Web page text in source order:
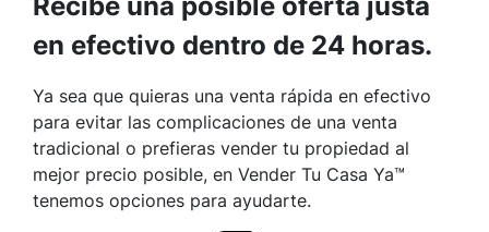
en efectivo dentro de 24 horas.
Ya sea que quieras una venta rápida en efectivo
para evitar las complicaciones de una venta
tradicional o prefieras vender tu propiedad al
mejor precio posible, en Vender Tu Casa Ya™
tenemos opciones para ayudarte.